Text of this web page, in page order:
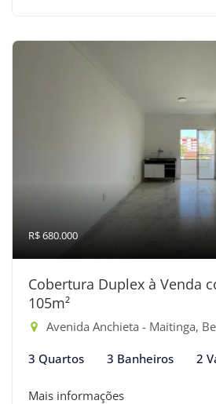
R$ 680.000
Cobertura Duplex à Venda
105m²
Avenida Anchieta - Maitinga,
3 Quartos 3 Banheiros 2
Mais informações